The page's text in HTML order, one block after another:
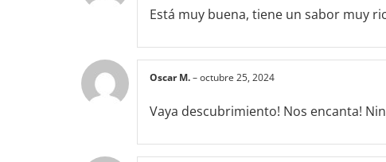
Está muy buena, tiene un sabor muy
Oscar M.–octubre 25, 2024
Vaya descubrimiento! Nos encanta!